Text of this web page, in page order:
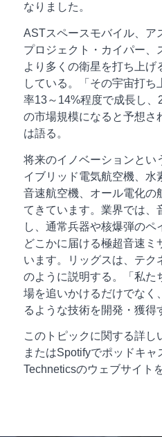
なりました。
ASTスペースモバイル、ア
プロジェクト・カイパー、
より多くの衛星を打ち上げ
している。「その宇宙打ち
率13～14%程度で成長し、
の市場規模になると予想さ
は語る。
将来のイノベーションとい
イブリッド電気航空機、水
音速航空機、オール電化の
てきています。業界では、
し、通常兵器や核爆弾のペ
どこかに届ける極超音速ミ
います。リッグスは、テク
のように説明する。「私た
場を追いかけるだけでなく
るような技術を開発・獲得
このトピックに関する詳し
またはSpotifyでポッドキャ
Techneticsのウェブサイト